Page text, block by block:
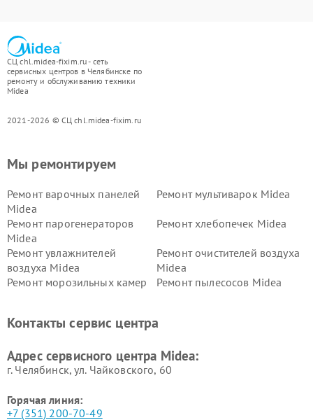
СЦ chl.midea-fixim.ru - сеть
сервисных центров в Челябинске по
ремонту и обслуживанию техники
Midea
2021-2026 © СЦ chl.midea-fixim.ru
Мы ремонтируем
Ремонт варочных панелей
Midea
Ремонт мультиварок Midea
Ремонт парогенераторов
Midea
Ремонт хлебопечек Midea
Ремонт увлажнителей
воздуха Midea
Ремонт очистителей воздуха
Midea
Ремонт морозильных камер
Ремонт пылесосов Midea
пылесосов Midea
Midea
Контакты сервис центра
Адрес сервисного центра Midea:
г. Челябинск, ул. Чайковского, 60
Горячая линия:
+7 (351) 200-70-49